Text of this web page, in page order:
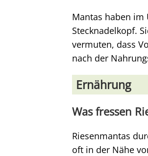
Mantas haben im
Stecknadelkopf.
vermuten, dass
nach der
Ernährung
Was fressen
Riesenmantas
oft in der Nähe